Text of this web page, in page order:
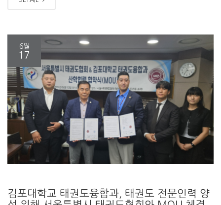
6월
17
김포대학교 태권도융합과, 태권도 전문인력 양